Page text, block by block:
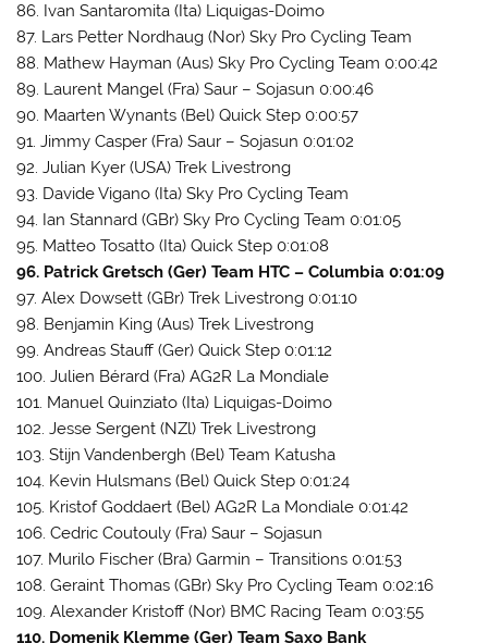
86. Ivan Santaromita (Ita) Liquigas-Doimo
87. Lars Petter Nordhaug (Nor) Sky Pro Cycling Team
88. Mathew Hayman (Aus) Sky Pro Cycling Team 0:00:42
89. Laurent Mangel (Fra) Saur – Sojasun 0:00:46
90. Maarten Wynants (Bel) Quick Step 0:00:57
91. Jimmy Casper (Fra) Saur – Sojasun 0:01:02
92. Julian Kyer (USA) Trek Livestrong
93. Davide Vigano (Ita) Sky Pro Cycling Team
94. Ian Stannard (GBr) Sky Pro Cycling Team 0:01:05
95. Matteo Tosatto (Ita) Quick Step 0:01:08
96. Patrick Gretsch (Ger) Team HTC – Columbia 0:01:09
97. Alex Dowsett (GBr) Trek Livestrong 0:01:10
98. Benjamin King (Aus) Trek Livestrong
99. Andreas Stauff (Ger) Quick Step 0:01:12
100. Julien Bérard (Fra) AG2R La Mondiale
101. Manuel Quinziato (Ita) Liquigas-Doimo
102. Jesse Sergent (NZl) Trek Livestrong
103. Stijn Vandenbergh (Bel) Team Katusha
104. Kevin Hulsmans (Bel) Quick Step 0:01:24
105. Kristof Goddaert (Bel) AG2R La Mondiale 0:01:42
106. Cedric Coutouly (Fra) Saur – Sojasun
107. Murilo Fischer (Bra) Garmin – Transitions 0:01:53
108. Geraint Thomas (GBr) Sky Pro Cycling Team 0:02:16
109. Alexander Kristoff (Nor) BMC Racing Team 0:03:55
110. Domenik Klemme (Ger) Team Saxo Bank